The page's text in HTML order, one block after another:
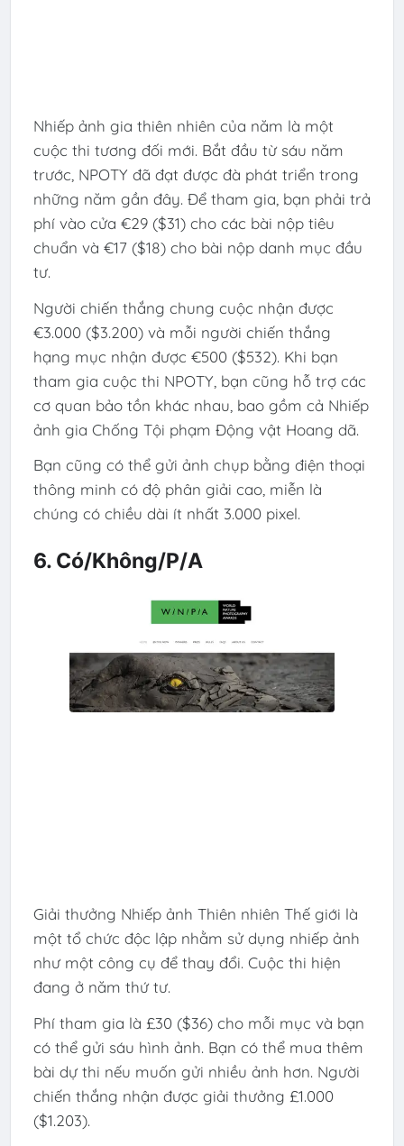
Nhiếp ảnh gia thiên nhiên của năm là một
cuộc thi tương đối mới. Bắt đầu từ sáu năm
trước, NPOTY đã đạt được đà phát triển trong
những năm gần đây. Để tham gia, bạn phải trả
phí vào cửa €29 ($31) cho các bài nộp tiêu
chuẩn và €17 ($18) cho bài nộp danh mục đầu
tư.
Người chiến thắng chung cuộc nhận được
€3.000 ($3.200) và mỗi người chiến thắng
hạng mục nhận được €500 ($532). Khi bạn
tham gia cuộc thi NPOTY, bạn cũng hỗ trợ các
cơ quan bảo tồn khác nhau, bao gồm cả Nhiếp
ảnh gia Chống Tội phạm Động vật Hoang dã.
Bạn cũng có thể gửi ảnh chụp bằng điện thoại
thông minh có độ phân giải cao, miễn là
chúng có chiều dài ít nhất 3.000 pixel.
6. Có/Không/P/A
Giải thưởng Nhiếp ảnh Thiên nhiên Thế giới là
một tổ chức độc lập nhằm sử dụng nhiếp ảnh
như một công cụ để thay đổi. Cuộc thi hiện
đang ở năm thứ tư.
Phí tham gia là £30 ($36) cho mỗi mục và bạn
có thể gửi sáu hình ảnh. Bạn có thể mua thêm
bài dự thi nếu muốn gửi nhiều ảnh hơn. Người
chiến thắng nhận được giải thưởng £1.000
($1.203).